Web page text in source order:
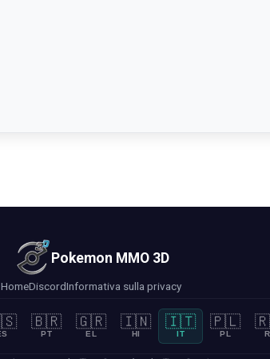
Pokemon MMO 3D
HomeDiscordInformativa sulla privacy
🇧🇷
PT
🇬🇷
EL
🇮🇳
HI
🇮🇹
IT
🇵🇱
PL